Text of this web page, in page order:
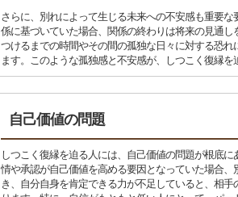
さらに、別れによって生じる未来への不安感も重要
係に基づいていた場合、関係の終わりは将来の見通
つけるまでの時間やその間の孤独な日々に対する恐
ます。このような孤独感と不安感が、しつこく復縁を
自己価値の問題
しつこく復縁を迫る人には、自己価値の問題が根底
情や承認が自己価値を高める要因となっていた場合
き、自分自身を肯定できる力が不足していると、相